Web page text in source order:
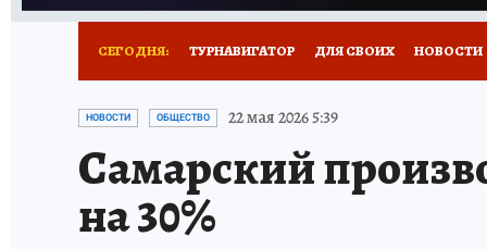
СЕГОДНЯ: ТУРНАВИГАТОР ДЛЯ СВОИХ НОВОСТИ
НАДЕЖНЫЕ РАБОТОДАТЕЛИ
НОВЫЙ ГОД В САМАРЕ КП В МАХ
КУЙБЫШЕВ - ФРОНТУ
НОВОСТИ ОБЩЕСТВО 22 мая 2026 5:39
Самарский
на 30%